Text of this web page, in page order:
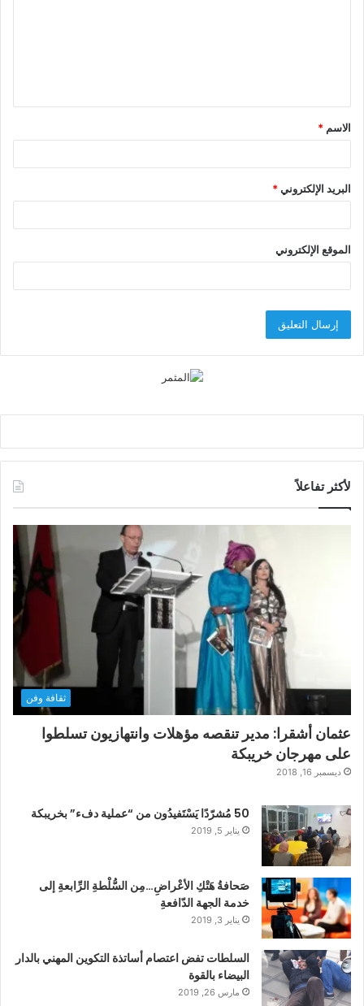
ق
*
الاسم *
البريد الإلكتروني*
الموقع الإلكتروني
لأكثر تفاعلاً
ثقافة وفن
عثمان أشقرا: مدير تنقصه مؤهلات وانتهازيون تسلطوا
على مهرجان خريبكة
ديسمبر 16, 2018
50 مُشرّدًا يَسْتَفيدُون من “عملية دفء” بخريبكة
يناير 5, 2019
صَحافةُ هَتْكِ الأعْراضِ…مِن السُّلْطةِ الرِّابعةِ إلى
خدمة الجهة الدّافعةِ
يناير 3, 2019
السلطات تفض اعتصام أساتذة التكوين المهني بالدار
البيضاء بالقوة
مارس 26, 2019